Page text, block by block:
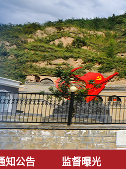
知公告 监督曝光